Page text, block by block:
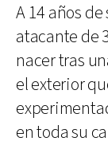
A 14 años
atacante de
nacer tras
el exterior
en toda su